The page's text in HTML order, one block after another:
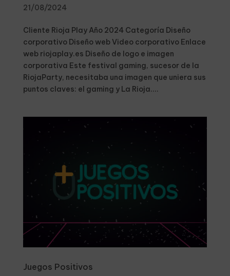
21/08/2024
Cliente Rioja Play Año 2024 Categoría Diseño
corporativo Diseño web Video corporativo Enlace
web riojaplay.es Diseño de logo e imagen
corporativa Este festival gaming, sucesor de la
RiojaParty, necesitaba una imagen que uniera sus
puntos claves: el gaming y La Rioja....
Juegos Positivos